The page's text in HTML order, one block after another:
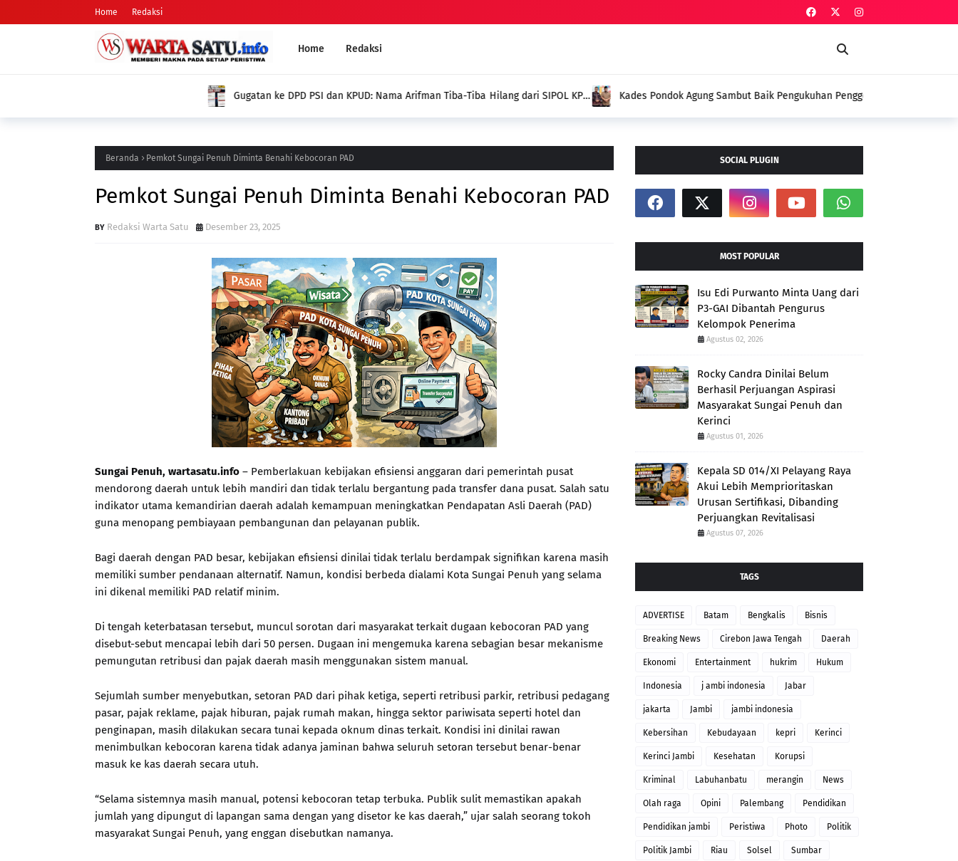
Home Redaksi
Home Redaksi
Gugatan ke DPD PSI dan KPUD: Nama Arifman Tiba-Tiba Hilang dari SIPOL KPU,
Publik Pertanyakan Penyebabnya
Kades Pondok Agung Sambut Baik Pengukuhan Penggerak HAM, Indra Jaya:
Jadi Nilai Plus bagi Desa Kami
Beranda Pemkot Sungai Penuh Diminta Benahi Kebocoran PAD
Pemkot Sungai Penuh Diminta Benahi Kebocoran PAD
Redaksi Warta Satu Desember 23, 2025
Sungai Penuh, wartasatu.info – Pemberlakuan kebijakan efisiensi anggaran dari pemerintah pusat
mendorong daerah untuk lebih mandiri dan tidak terlalu bergantung pada transfer dana pusat. Salah satu
indikator utama kemandirian daerah adalah kemampuan meningkatkan Pendapatan Asli Daerah (PAD)
guna menopang pembiayaan pembangunan dan pelayanan publik.
Bagi daerah dengan PAD besar, kebijakan efisiensi dinilai tidak terlalu berdampak signifikan karena masih
memiliki sumber pendanaan alternatif. Namun, kondisi berbeda dialami Kota Sungai Penuh yang selama
ini dikenal memiliki PAD relatif minim.
Di tengah keterbatasan tersebut, muncul sorotan dari masyarakat terkait dugaan kebocoran PAD yang
disebut-sebut mencapai lebih dari 50 persen. Dugaan ini mengemuka karena sebagian besar mekanisme
pemungutan retribusi dan pajak daerah masih menggunakan sistem manual.
Sejumlah sumber menyebutkan, setoran PAD dari pihak ketiga, seperti retribusi parkir, retribusi pedagang
pasar, pajak reklame, pajak hiburan, pajak rumah makan, hingga sektor pariwisata seperti hotel dan
penginapan, masih dilakukan secara tunai kepada oknum dinas terkait. Kondisi ini dinilai rawan
menimbulkan kebocoran karena tidak adanya jaminan bahwa seluruh setoran tersebut benar-benar
masuk ke kas daerah secara utuh.
“Selama sistemnya masih manual, potensi kebocoran tetap terbuka. Publik sulit memastikan apakah
jumlah yang dipungut di lapangan sama dengan yang disetor ke kas daerah,” ujar salah seorang tokoh
masyarakat Sungai Penuh, yang enggan disebutkan namanya.
SOCIAL PLUGIN
MOST POPULAR
Isu Edi Purwanto Minta Uang dari
P3-GAI Dibantah Pengurus
Kelompok Penerima
Agustus 02, 2026
Rocky Candra Dinilai Belum
Berhasil Perjuangan Aspirasi
Masyarakat Sungai Penuh dan
Kerinci
Agustus 01, 2026
Kepala SD 014/XI Pelayang Raya
Akui Lebih Memprioritaskan
Urusan Sertifikasi, Dibanding
Perjuangkan Revitalisasi
Agustus 07, 2026
TAGS
ADVERTISE Batam Bengkalis Bisnis
Breaking News Cirebon Jawa Tengah Daerah
Ekonomi Entertainment hukrim Hukum
Indonesia j ambi indonesia Jabar
jakarta Jambi jambi indonesia
Kebersihan Kebudayaan kepri Kerinci
Kerinci Jambi Kesehatan Korupsi
Kriminal Labuhanbatu merangin News
Olah raga Opini Palembang Pendidikan
Pendidikan jambi Peristiwa Photo Politik
Politik Jambi Riau Solsel Sumbar